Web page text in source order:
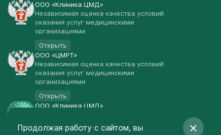
ООО «Клиника ЦМД»
Независимая оценка качества условий
оказания услуг медицинскими
организациями
Открыть
ООО «ЦМРТ»
Независимая оценка качества условий
оказания услуг медицинскими
организациями
Открыть
ООО «Клиника ЦМД»
Открыть
Продолжая работу с сайтом, вы